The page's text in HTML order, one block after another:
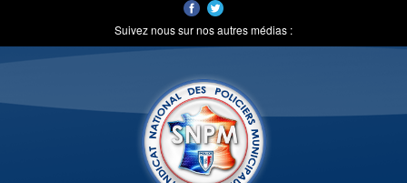
Suivez nous sur nos autres médias :